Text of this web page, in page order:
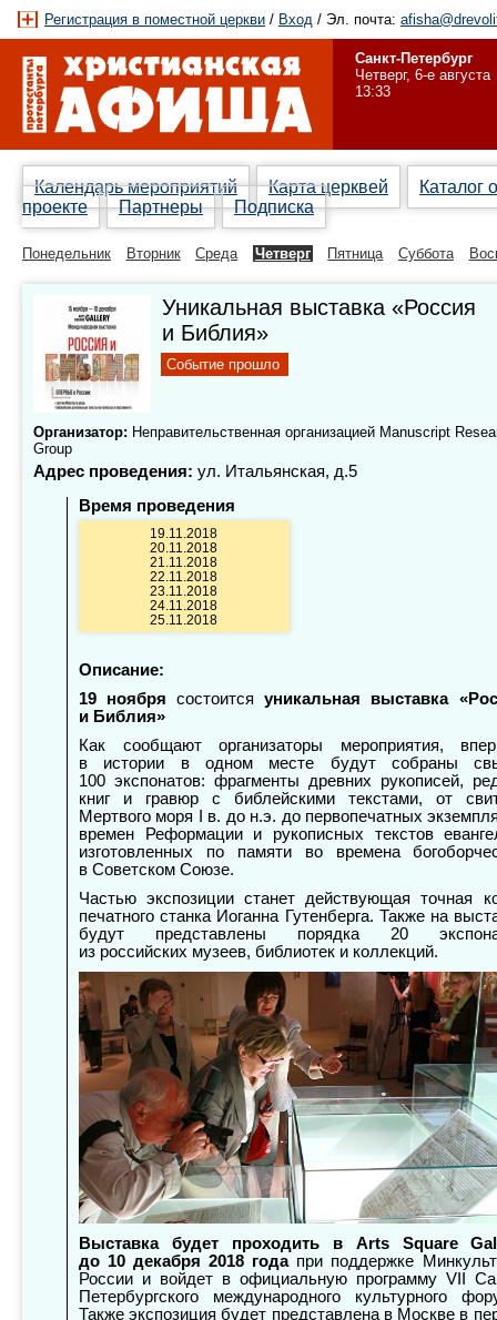
Регистрация в поместной церкви / Вход / Эл. почта:
Санкт-Петербург
Четверг, 6-е августа
13:33
Календарь мероприятий Карта церквей
Каталог
проекте
Партнеры Подписка
Понедельник Вторник Среда Четверг Пятница Суббота
Уникальная выставка «Россия
и Библия»
Событие прошло
Организатор: Неправительственная организацией Мanuscript
Group
Адрес проведения: ул. Итальянская, д.5
Время проведения
19.11.2018
20.11.2018
21.11.2018
22.11.2018
23.11.2018
24.11.2018
25.11.2018
Описание:
19 ноября состоитсяуникальная выставка
и Библия»
Как сообщают организаторы мероприятия,
в истории в одном месте будут собраны
100 экспонатов: фрагменты древних рукописей,
книг и гравюр с библейскими текстами, от
Мертвого моря I в. до н.э. до первопечатных
времен Реформации и рукописных текстов
изготовленных по памяти во времена
в Советском Союзе.
Частью экспозиции станет действующая точная
печатного станка Иоганна Гутенберга. Также на
будут представлены порядка 20
из российских музеев, библиотек и коллекций.
Выставка будет проходить в Arts Square
до 10 декабря 2018 годапри поддержке
России и войдет в официальную программу VII
Петербургского международного культурного
Также экспозиция будет представлена в Москве в